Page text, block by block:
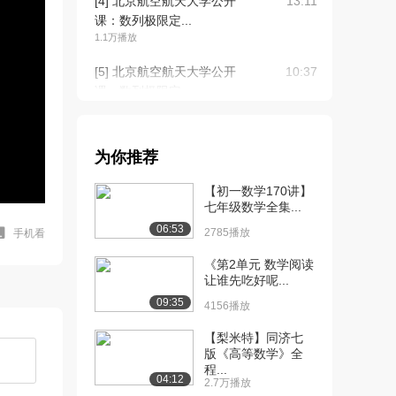
手机看
课：数列极限定...
1.1万播放
[5] 北京航空航天大学公开
10:37
课：收敛数列的...
[7] 北京航空航天大学公开
课：收敛数列的...
00:10
[8] 北京航空航天大学公开
课：数列极限的...
14:43
[9] 北京航空航天大学公开
课：数列极限夹...
11:30
为你推荐
06:53
【初一数学170讲】
七年级数学全集...
2785播放
09:35
《第2单元 数学阅读
让谁先吃好呢...
4156播放
04:12
【梨米特】同济七
版《高等数学》全
程...
2.7万播放